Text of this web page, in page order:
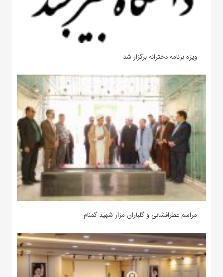
ویژه برنامه دخترانه برگزار شد
مراسم عطرافشانی و گلباران مزار شهید گمنام